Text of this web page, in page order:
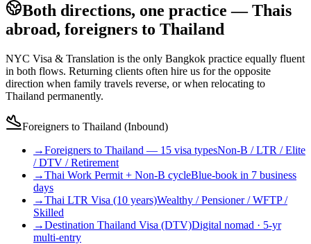
Both directions, one practice — Thais
abroad, foreigners to Thailand
NYC Visa & Translation is the only Bangkok practice equally fluent
in both flows. Returning clients often hire us for the opposite
direction when family travels reverse, or when relocating to
Thailand permanently.
Foreigners to Thailand (Inbound)
→Foreigners to Thailand — 15 visa typesNon-B / LTR / Elite
/ DTV / Retirement
→Thai Work Permit + Non-B cycleBlue-book in 7 business
days
→Thai LTR Visa (10 years)Wealthy / Pensioner / WFTP /
Skilled
→Destination Thailand Visa (DTV)Digital nomad · 5-yr
multi-entry